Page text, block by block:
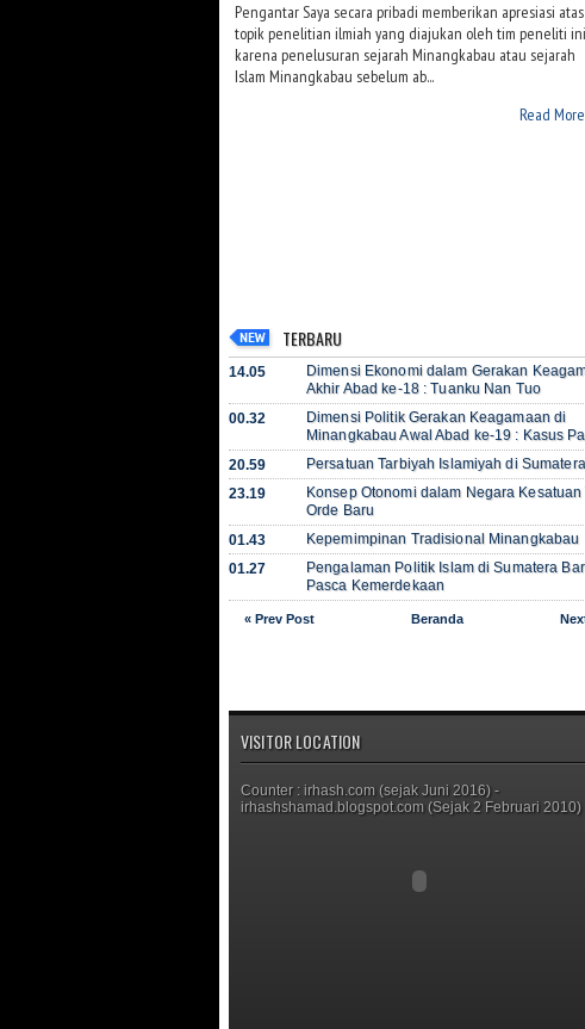
Pengantar Saya secara pribadi memberikan apresiasi atas
topik penelitian ilmiah yang diajukan oleh tim peneliti ini,
karena penelusuran sejarah Minangkabau atau sejarah
Islam Minangkabau sebelum ab...
Read
TERBARU
14.05
Dimensi Ekonomi dalam Gerakan
Akhir Abad ke-18 : Tuanku Nan Tuo
00.32
Dimensi Politik Gerakan Keagamaan di
Minangkabau Awal Abad ke-19 : Kasus
20.59
Persatuan Tarbiyah Islamiyah di
23.19
Konsep Otonomi dalam Negara Kesatuan
Orde Baru
01.43
Kepemimpinan Tradisional Minangkabau
01.27
Pengalaman Politik Islam di Sumatera
Pasca Kemerdekaan
« Prev Post Beranda
VISITOR LOCATION
Counter : irhash.com (sejak Juni 2016) -
irhashshamad.blogspot.com (Sejak 2 Februari 2010)